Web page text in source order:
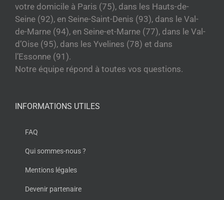
votre domicile à Paris (75), dans les Hauts-de-
Seine (92), en Seine-Saint-Denis (93), dans le Val-
de-Marne (94), en Seine-et-Marne (77), dans le Val-
d’Oise (95), dans les Yvelines (78) et dans
l’Essonne (91).
Notre équipe répond à toutes vos questions.
INFORMATIONS UTILES
FAQ
Qui sommes-nous ?
Mentions légales
Devenir partenaire